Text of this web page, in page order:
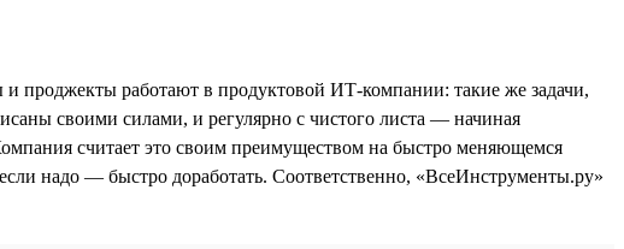
проджекты работают в продуктовой ИТ-компании: такие же задачи,
своими силами, и регулярно с чистого листа — начиная
считает это своим преимуществом на быстро меняющемся
надо — быстро доработать. Соответственно, «ВсеИнструменты.ру»